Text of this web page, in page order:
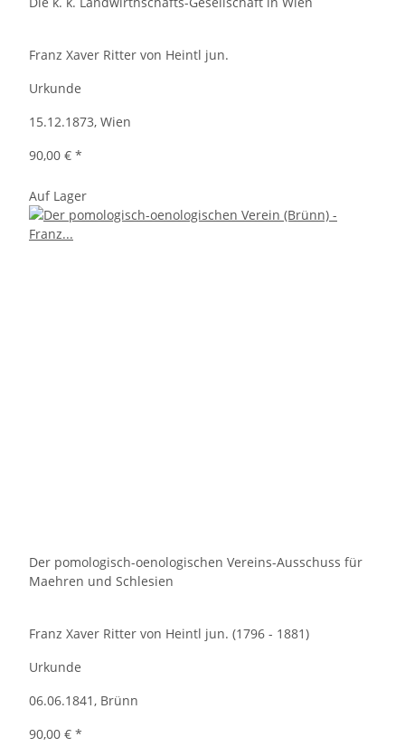
Franz Xaver Ritter von Heintl jun.
Urkunde
15.12.1873, Wien
90,00 € *
Auf Lager
Der pomologisch-oenologischen Vereins-Ausschuss für
Maehren und Schlesien
Franz Xaver Ritter von Heintl jun. (1796 - 1881)
Urkunde
06.06.1841, Brünn
90,00 € *